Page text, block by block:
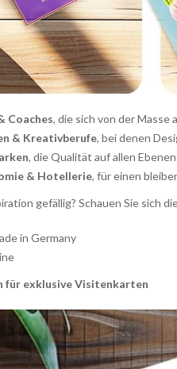
Coaches, die sich von der Masse
& Kreativberufe, bei denen
, die Qualität auf allen
& Hotellerie, für einen
gefällig? Schauen Sie sich
in Germany
für exklusive Visitenkarten